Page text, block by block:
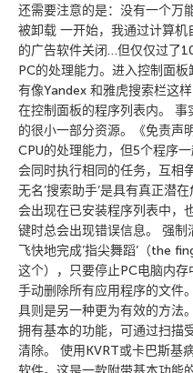
还需要注意的是：没有一个万
被卸载 一开始，我通过计算
的广告软件关闭…但仅仅过了
PC的处理能力。进入控制面
有像Yandex 和雅虎搜索栏这样
在控制面板的程序列表内。
的很小一部分资源。《免责声
CPU的处理能力，但5个程序
会同时执行相同的任务，互相
无名’搜索助手’是具有真正潜
会出现在已安装程序列表中，
键时总会出现错误信息。 强
飞快地完成’指尖舞蹈’（the
这个），只要停止PC电脑内
手动删除所有应用程序的文件
具则是另一种更为有效的方法
拥有基本的功能，可通过扫描
清除。 使用KVRT或卡巴斯基